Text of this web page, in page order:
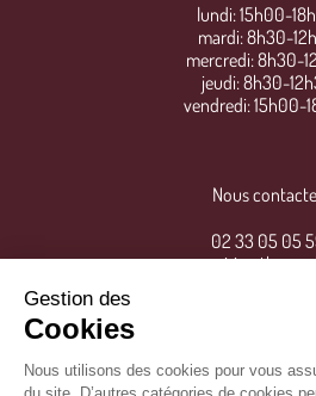
lundi: 15h00-
mardi: 8h30-
mercredi: 8h30-
jeudi: 8h30-
vendredi: 15h00-
Nous
02 33 05 05
Gestion des
Cookies
Nous utilisons des cookies pour vous
du site. D’autres catégories de cookies